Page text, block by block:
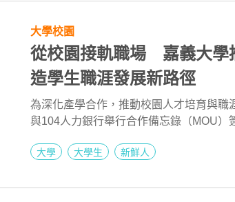
大學校園
從校園接軌職場 嘉義大學
造學生職涯發展新路徑
為深化產學合作，推動校園人才培育與職
與104人力銀行舉行合作備忘錄（MOU）
共同建構學生從校園銜接職場的完善支持
大學 大學生 新鮮人